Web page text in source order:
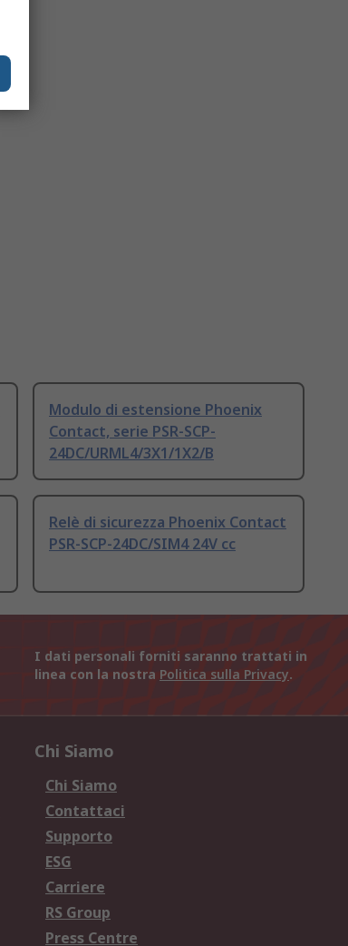
Modulo di estensione Phoenix
Contact, serie PSR-SCP-
24DC/URML4/3X1/1X2/B
Relè di sicurezza Phoenix Contact
PSR-SCP-24DC/SIM4 24V cc
I dati personali forniti saranno trattati in
linea con la nostra Politica sulla Privacy.
Chi Siamo
Chi Siamo
Contattaci
Supporto
ESG
Carriere
RS Group
Press Centre